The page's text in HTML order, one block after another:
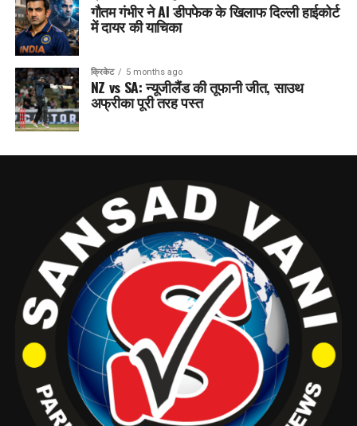
गौतम गंभीर ने AI डीपफेक के खिलाफ दिल्ली हाईकोर्ट
में दायर की याचिका
क्रिकेट 5 months ago
NZ vs SA: न्यूजीलैंड की तूफानी जीत, साउथ
अफ्रीका पूरी तरह पस्त